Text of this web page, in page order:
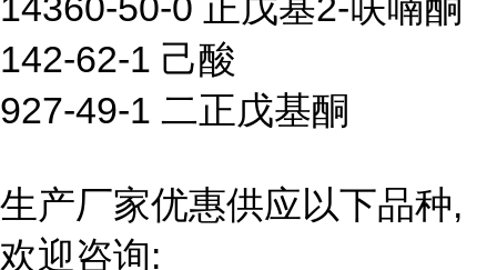
142-62-1 己酸
927-49-1 二正戊基酮
生产厂家优惠供应以下品种,
欢迎咨询: